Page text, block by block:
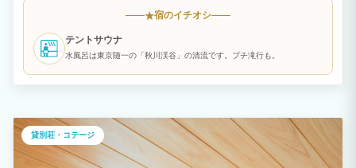
十分に満喫することができ、山の中での贅沢で特別な体験ができます。 管理棟にはス
事の準備も可能です。また、当日でもジビエ肉やドリンク、アルコール、軽食などを用
意しており、手ぶらでの宿泊もできます。
★宿のイチオシ
テントサウナ
水風呂は東京随一の「秋川渓谷」の清流です。プチ滝行も。
貸別荘・コテージ